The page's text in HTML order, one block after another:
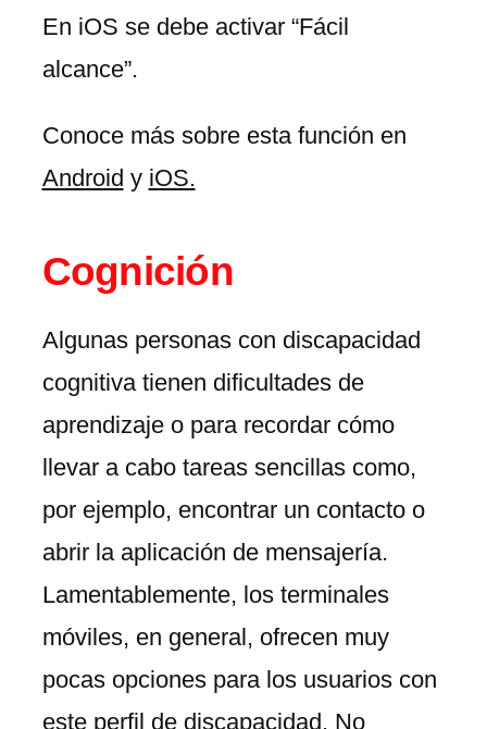
En iOS se debe activar “Fácil
alcance”.
Conoce más sobre esta función en
Android y iOS.
Cognición
Algunas personas con discapacidad
cognitiva tienen dificultades de
aprendizaje o para recordar cómo
llevar a cabo tareas sencillas como,
por ejemplo, encontrar un contacto o
abrir la aplicación de mensajería.
Lamentablemente, los terminales
móviles, en general, ofrecen muy
pocas opciones para los usuarios con
este perfil de discapacidad. No